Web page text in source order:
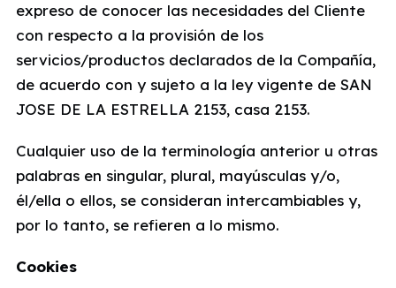
expreso de conocer las necesidades del Cliente
con respecto a la provisión de los
servicios/productos declarados de la Compañía,
de acuerdo con y sujeto a la ley vigente de SAN
JOSE DE LA ESTRELLA 2153, casa 2153.
Cualquier uso de la terminología anterior u otras
palabras en singular, plural, mayúsculas y/o,
él/ella o ellos, se consideran intercambiables y,
por lo tanto, se refieren a lo mismo.
Cookies